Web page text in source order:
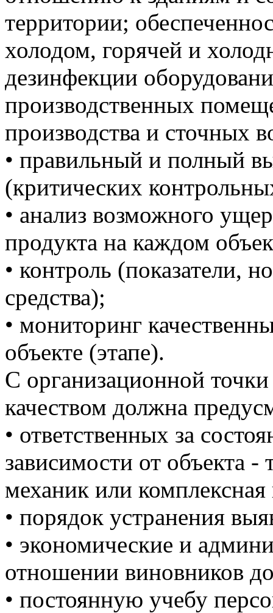
территории;
холодом, горячей и
дезинфекции
производственных
производства и сточных
• правильный и полный
(критических
• анализ возможного
продукта на каждом
• контроль (показатели,
средства);
• мониторинг
объекте (этапе).
С организационной
качеством должна
• ответственных за
зависимости от объекта -
механик или
• порядок устранения
• экономические и
отношении виновников
• постоянную учебу